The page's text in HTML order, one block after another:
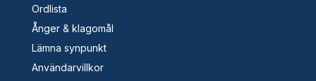
Ordlista
Ånger & klagomål
Lämna synpunkt
Användarvillkor